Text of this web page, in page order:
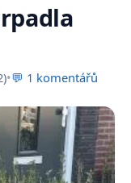
•💬 1 komentářů